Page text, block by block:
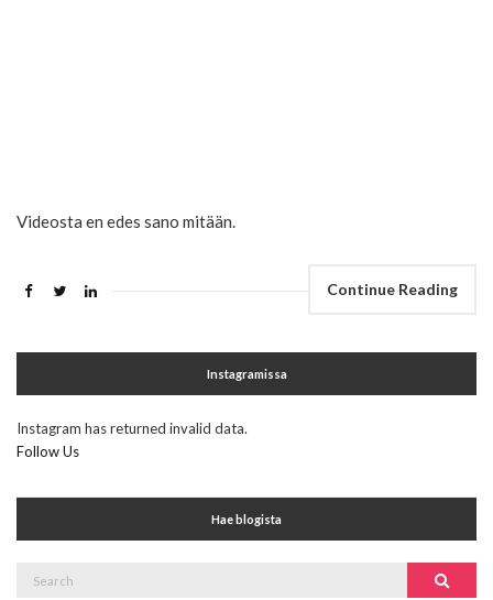
Videosta en edes sano mitään.
Continue Reading
Instagramissa
Instagram has returned invalid data.
Follow Us
Hae blogista
Search